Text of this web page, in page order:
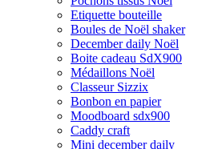
Etiquette bouteille
Boules de Noël shaker
December daily Noël
Boite cadeau SdX900
Médaillons Noël
Classeur Sizzix
Bonbon en papier
Moodboard sdx900
Caddy craft
Mini december daily